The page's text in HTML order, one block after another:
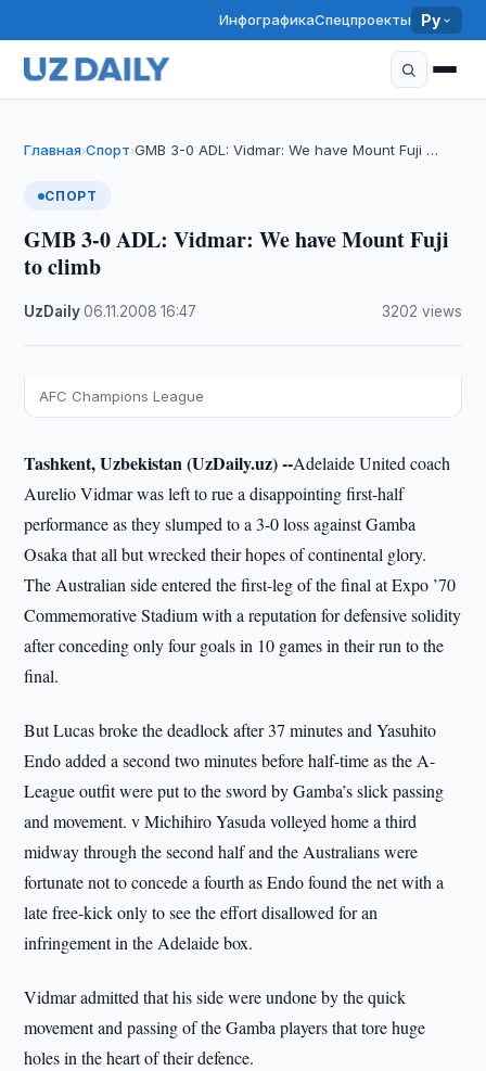
ИнфографикаСпецпроекты Ру
Главная›Спорт›GMB 3-0 ADL: Vidmar: We have Mount Fuji …
СПОРТ
GMB 3-0 ADL: Vidmar: We have Mount Fuji
to climb
UzDaily·06.11.2008 ·16:47 3202 views
AFC Champions League
Tashkent, Uzbekistan (UzDaily.uz) --Adelaide United coach
Aurelio Vidmar was left to rue a disappointing first-half
performance as they slumped to a 3-0 loss against Gamba
Osaka that all but wrecked their hopes of continental glory.
The Australian side entered the first-leg of the final at Expo ’70
Commemorative Stadium with a reputation for defensive solidity
after conceding only four goals in 10 games in their run to the
final.
But Lucas broke the deadlock after 37 minutes and Yasuhito
Endo added a second two minutes before half-time as the A-
League outfit were put to the sword by Gamba’s slick passing
and movement. v Michihiro Yasuda volleyed home a third
midway through the second half and the Australians were
fortunate not to concede a fourth as Endo found the net with a
late free-kick only to see the effort disallowed for an
infringement in the Adelaide box.
Vidmar admitted that his side were undone by the quick
movement and passing of the Gamba players that tore huge
holes in the heart of their defence.